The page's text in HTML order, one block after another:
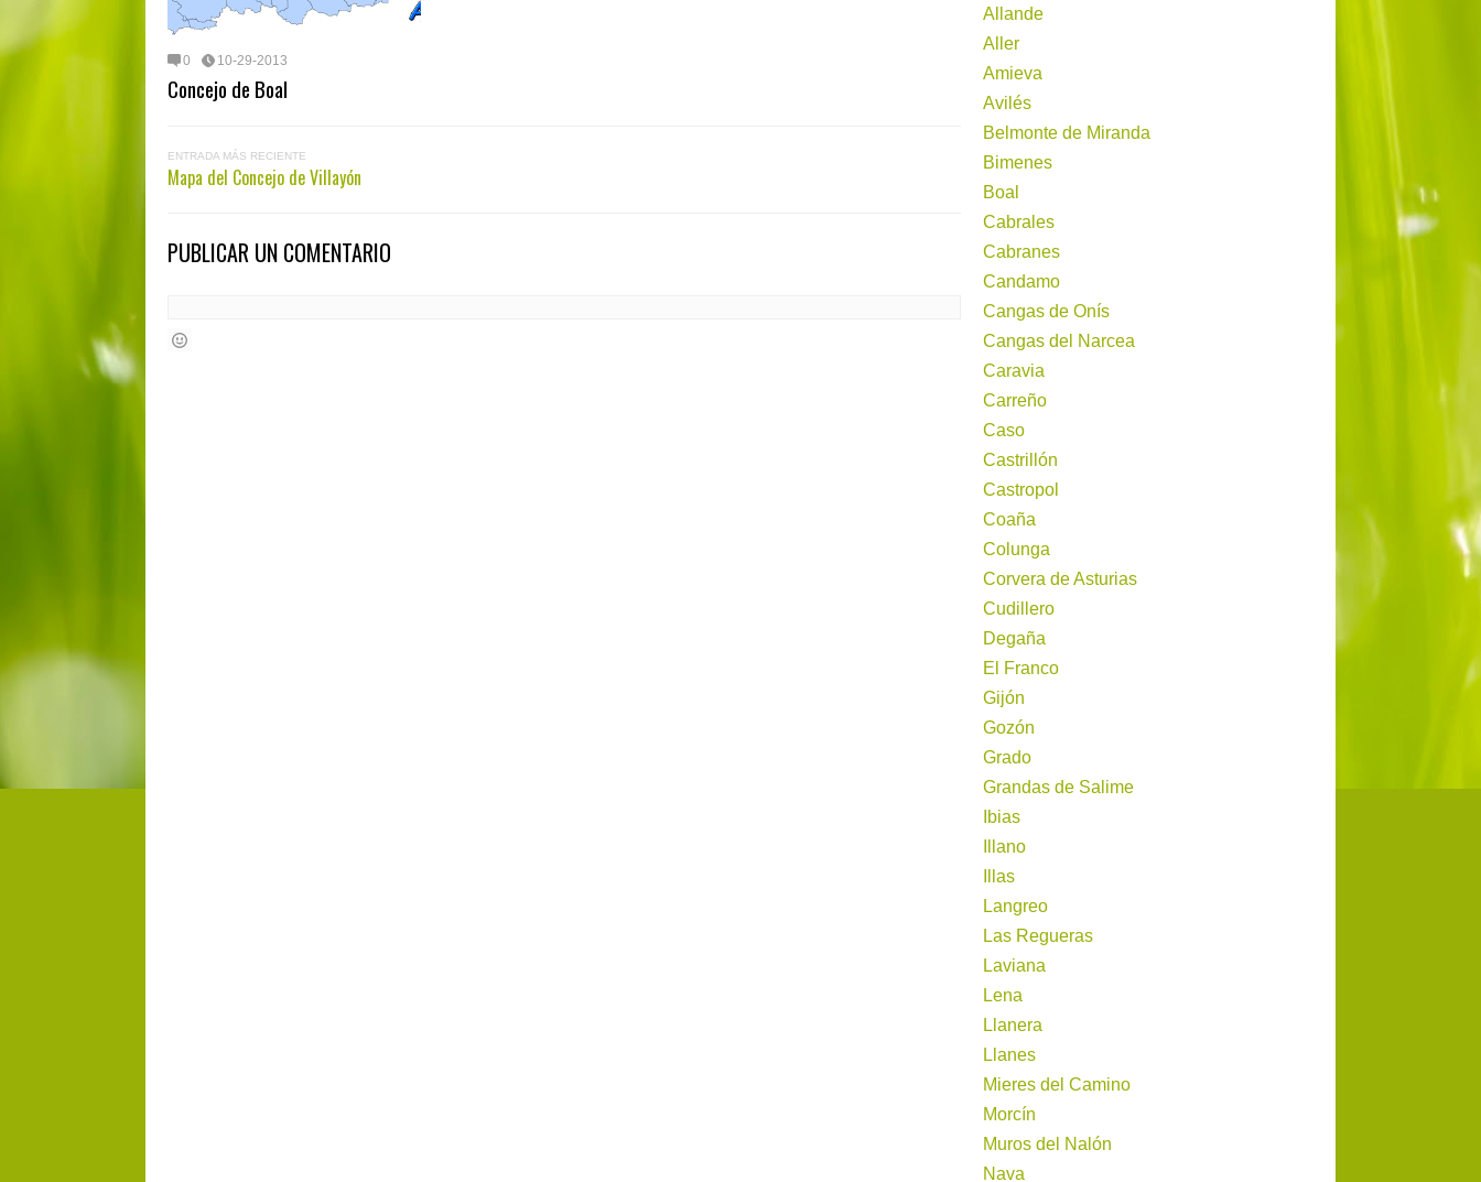
0 10-29-2013
Concejo de Boal
ENTRADA MÁS RECIENTE
Mapa del Concejo de Villayón
PUBLICAR UN COMENTARIO
Allande
Aller
Amieva
Avilés
Belmonte de Miranda
Bimenes
Boal
Cabrales
Cabranes
Candamo
Cangas de Onís
Cangas del Narcea
Caravia
Carreño
Caso
Castrillón
Castropol
Coaña
Colunga
Corvera de Asturias
Cudillero
Degaña
El Franco
Gijón
Gozón
Grado
Grandas de Salime
Ibias
Illano
Illas
Langreo
Las Regueras
Laviana
Lena
Llanera
Llanes
Mieres del Camino
Morcín
Muros del Nalón
Nava